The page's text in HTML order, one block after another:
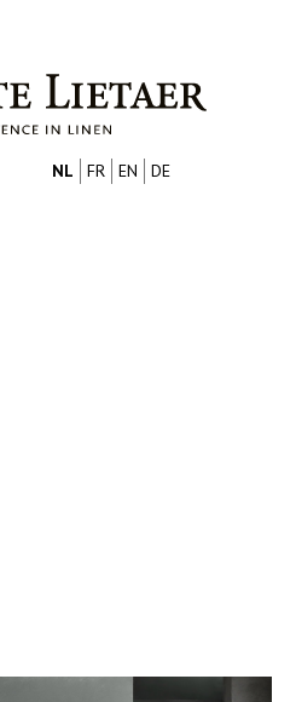
NL FR EN DE